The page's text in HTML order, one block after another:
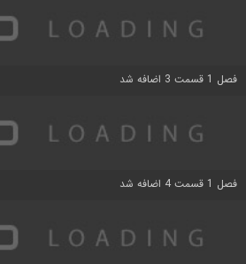
فصل 1 قسمت 3 اضافه شد
فصل 1 قسمت 4 اضافه شد